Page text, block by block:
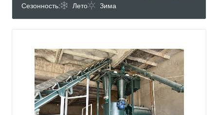
Сезонность: Лето Зима